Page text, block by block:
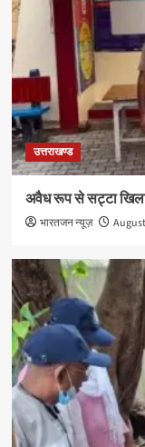
उत्तराखण्ड
अवैध रूप से सट्टा
भारतजन न्यूज़